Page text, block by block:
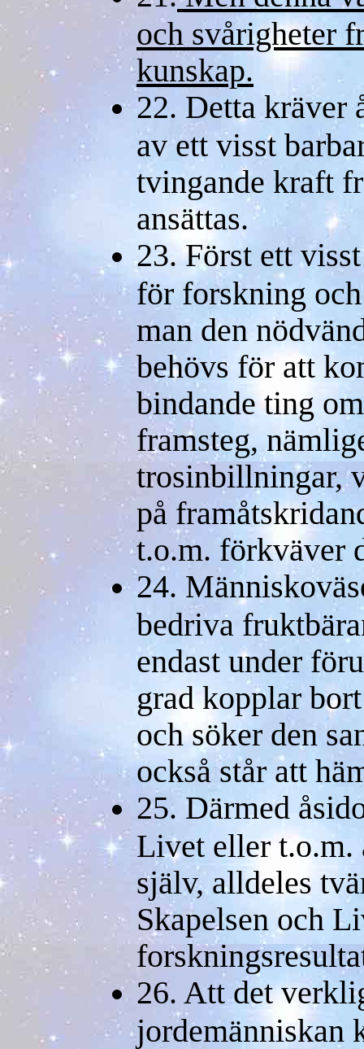
och svårigheter
kunskap.
22. Detta kräver
av ett visst
tvingande kraft
ansättas.
23. Först ett
för forskning
man den
behövs för att
bindande ting
framsteg,
trosinbillningar,
på
t.o.m. förkväver
24.
bedriva
endast under
grad kopplar
och söker den
också står att
25. Därmed
Livet eller t.o.m.
själv, alldeles
Skapelsen och
26. Att det
jordemänniskan